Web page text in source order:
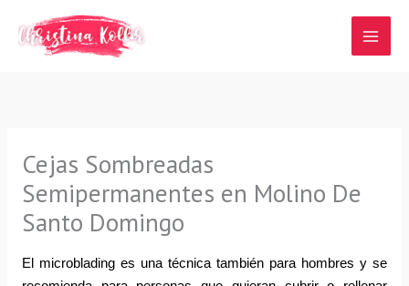
contenido
Cejas Sombreadas
Semipermanentes en Molino De
Santo Domingo
El microblading es una técnica también para hombres y se